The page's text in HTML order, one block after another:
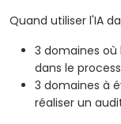
Quand utiliser l'IA
3 domaines où
dans le
3 domaines à
réaliser un